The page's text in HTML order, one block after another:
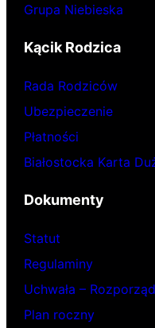
Grupa Niebieska
Kącik Rodzica
Rada Rodziców
Ubezpieczenie
Płatności
Białostocka Karta
Dokumenty
Statut
Regulaminy
Uchwała –
Plan roczny